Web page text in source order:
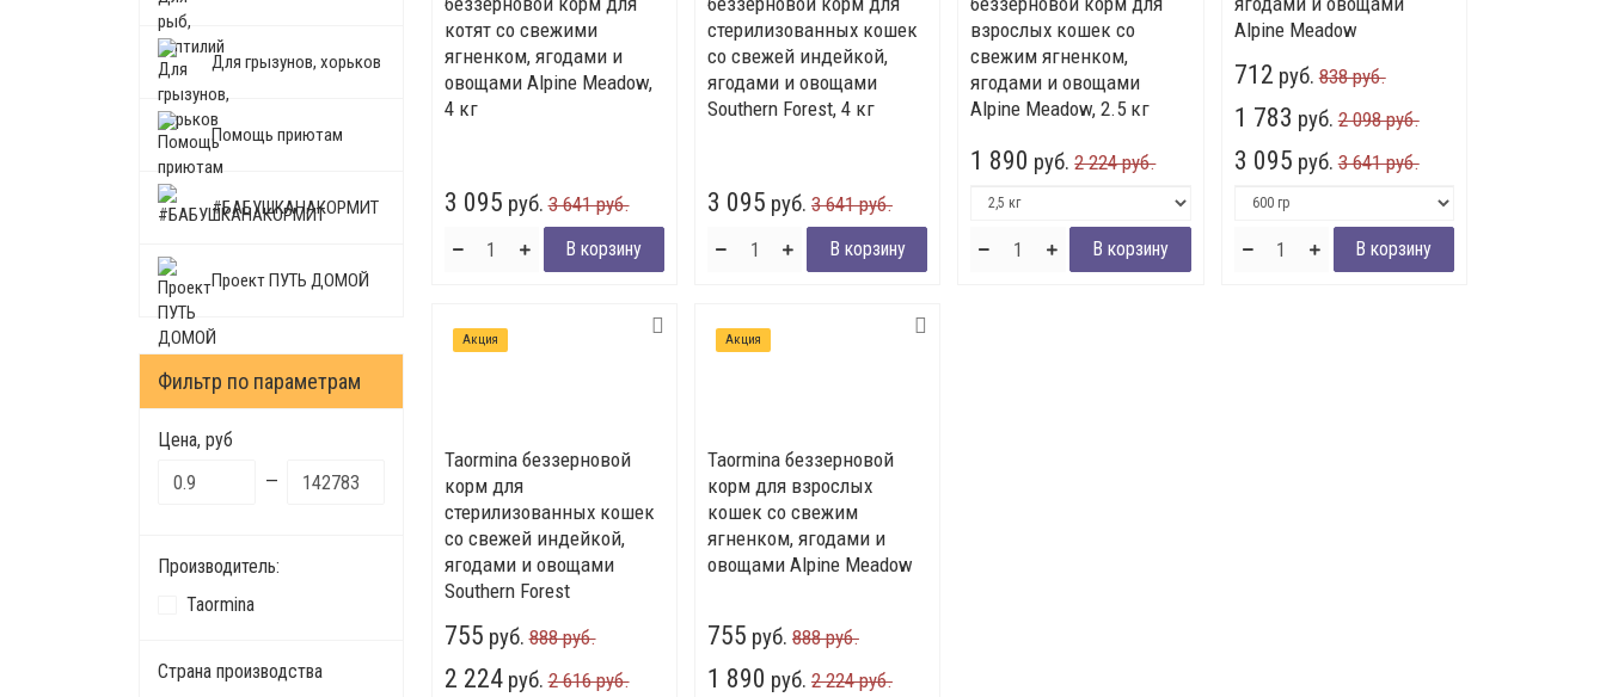
Для грызунов, хорьков
Помощь приютам
#БАБУШКАНАКОРМИТ
Проект ПУТЬ ДОМОЙ
Фильтр по параметрам
Цена, руб
—
Производитель:
Taormina
Страна производства
котят cо свежими
ягненком, ягодами и
овощами Alpine Meadow,
4 кг
3 095 руб. 3 641 руб.
стерилизованных кошек
со свежей индейкой,
ягодами и овощами
Southern Forest, 4 кг
3 095 руб. 3 641 руб.
взрослых кошек со
свежим ягненком,
ягодами и овощами
Alpine Meadow, 2.5 кг
1 890 руб. 2 224 руб.
Alpine Meadow
712 руб. 838 руб.
1 783 руб. 2 098 руб.
3 095 руб. 3 641 руб.
Акция
Taormina беззерновой
корм для
стерилизованных кошек
со свежей индейкой,
ягодами и овощами
Southern Forest
755 руб. 888 руб.
2 224руб. 2 616 руб.
Акция
Taormina беззерновой
корм для взрослых
кошек со свежим
ягненком, ягодами и
овощами Alpine Meadow
755 руб. 888 руб.
1 890 руб. 2 224 руб.